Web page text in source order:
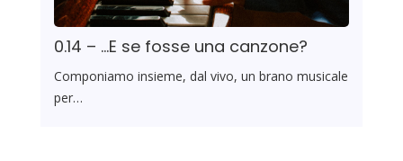
0.14 – …E se fosse una canzone?
Componiamo insieme, dal vivo, un brano musicale
per…